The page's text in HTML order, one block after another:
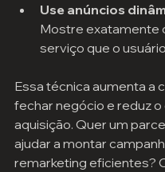
Use anúncios
Mostre exatamente
serviço que o
Essa técnica aumenta a
fechar negócio e reduz
aquisição. Quer um
ajudar a montar
remarketing eficientes?